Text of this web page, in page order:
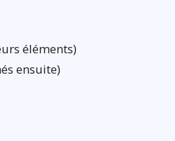
éléments)
ensuite)